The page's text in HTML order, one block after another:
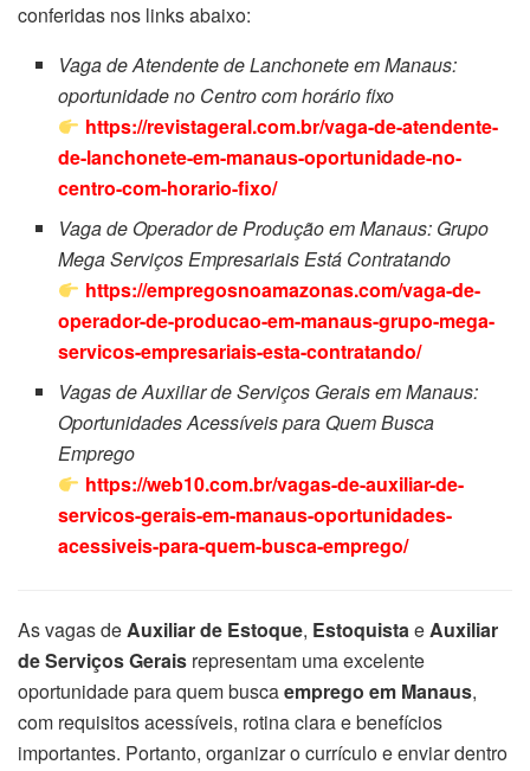
conferidas nos links abaixo:
Vaga de Atendente de Lanchonete em Manaus:
oportunidade no Centro com horário fixo
https://revistageral.com.br/vaga-de-atendente-
de-lanchonete-em-manaus-oportunidade-no-
centro-com-horario-fixo/
Vaga de Operador de Produção em Manaus: Grupo
Mega Serviços Empresariais Está Contratando
https://empregosnoamazonas.com/vaga-de-
operador-de-producao-em-manaus-grupo-mega-
servicos-empresariais-esta-contratando/
Vagas de Auxiliar de Serviços Gerais em Manaus:
Oportunidades Acessíveis para Quem Busca
Emprego
https://web10.com.br/vagas-de-auxiliar-de-
servicos-gerais-em-manaus-oportunidades-
acessiveis-para-quem-busca-emprego/
As vagas deAuxiliar de Estoque, EstoquistaeAuxiliar
de Serviços Gerais representam uma excelente
oportunidade para quem buscaemprego em Manaus,
com requisitos acessíveis, rotina clara e benefícios
importantes. Portanto, organizar o currículo e enviar dentro